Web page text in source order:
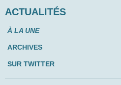
ACTUALITÉS
À LA UNE
ARCHIVES
SUR TWITTER